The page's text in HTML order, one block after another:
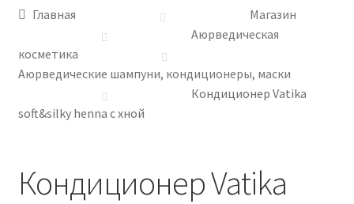
Доставка и Оплата
Блог
О сайте
Контакты
Главная
Магазин
Аюрведическая
косметика
Аюрведические шампуни, кондиционеры, маски
Кондиционер Vatika
soft&silky henna с хной
Кондиционер Vatika